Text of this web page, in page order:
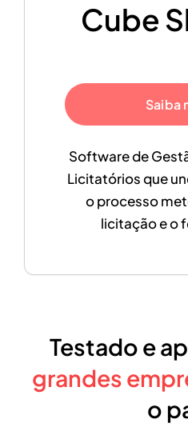
Cube
Saiba
Software de
Licitatórios que
o processo
licitação e o
Testado e
grandes
o